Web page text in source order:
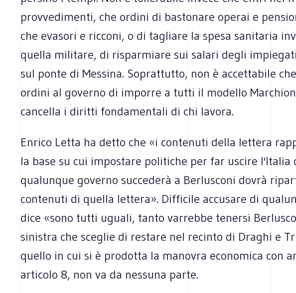
provvedimenti, che ordini di bastonare operai e
che evasori e ricconi, o di tagliare la spesa sanitaria
quella militare, di risparmiare sui salari degli
sul ponte di Messina. Soprattutto, non è accettabile
ordini al governo di imporre a tutti il modello
cancella i diritti fondamentali di chi lavora.
Enrico Letta ha detto che «i contenuti della lettera
la base su cui impostare politiche per far uscire l'Italia
qualunque governo succederà a Berlusconi dovrà
contenuti di quella lettera». Difficile accusare di
dice «sono tutti uguali, tanto varrebbe tenersi
sinistra che sceglie di restare nel recinto di Draghi e
quello in cui si è prodotta la manovra economica con
articolo 8, non va da nessuna parte.